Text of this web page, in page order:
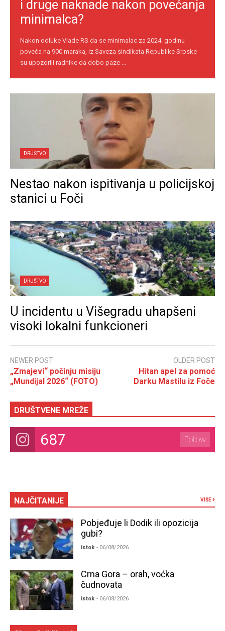
i druge naknade nakon povećanja
minimalca?
Nakon odluke Vlade RS da se minimalac za 2024. godinu
poveća na 900 maraka, iz Saveza sindikata Republike Srpske
su upozorili radnike da dobo paze ...
DRUŠTVO
Nestao nakon ispitivanja u policijskoj
stanici u Foči
DRUŠTVO
U incidentu u Višegradu uhapšeni
visoki lokalni funkcioneri
NEWER POST
„Zmajevi“ počinju misiju
„Mundijal 2026“ (FOTO)
OLDER POST
Hitan apel za pomoć
Darku Mastilu iz Foče
DRUŠTVENE MREŽE
687 Follow
NAJČITANIJE VIŠE
Pobjeđuje li Dodik ili opozicija
gubi?
istok - 06/08/2026
Crna Gora – orah, voćka
čudnovata
istok - 06/08/2026